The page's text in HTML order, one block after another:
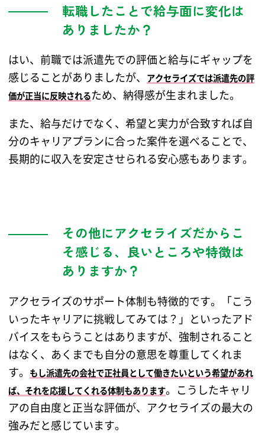
転職したことで給与面に変化は
ありましたか？
はい、前職では派遣先での評価と給与にギャップを
感じることがありましたが、
アクセライズでは派遣先の評
価が正当に反映されるため、納得感が生まれました。
また、給与だけでなく、希望と実力が合致すれば自
分のキャリアプランに合った案件を選べることで、
長期的に収入を安定させられる安心感もあります。
その他にアクセライズだからこ
そ感じる、良いところや特徴は
ありますか？
アクセライズのサポート体制も特徴的です。「こう
いったキャリアに挑戦してみては？」といったアド
バイスをもらうことはありますが、強制されること
はなく、あくまでも自分の意思を尊重してくれま
す。 もし派遣先の会社で正社員として働きたいという希望があれ
ば、それを応援してくれる体制もあります。こうしたキャリ
アの自由度と正当な評価が、アクセライズの最大の
強みだと感じています。